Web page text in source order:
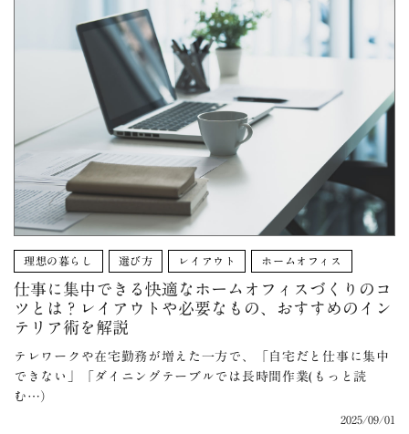
理想の暮らし 選び方 レイアウト ホームオフィス
仕事に集中できる快適なホームオフィスづくりのコ
ツとは？レイアウトや必要なもの、おすすめのイン
テリア術を解説
テレワークや在宅勤務が増えた一方で、「自宅だと仕事に集中
できない」「ダイニングテーブルでは長時間作業(もっと読
む…）
2025/09/01